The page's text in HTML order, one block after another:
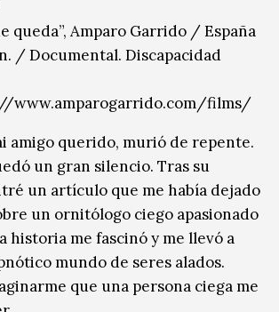
queda”, Amparo Garrido / España
/ Documental. Discapacidad
www.amparogarrido.com/films/
amigo querido, murió de repente.
un gran silencio. Tras su
un artículo que me había dejado
un ornitólogo ciego apasionado
historia me fascinó y me llevó a
mundo de seres alados.
que una persona ciega me